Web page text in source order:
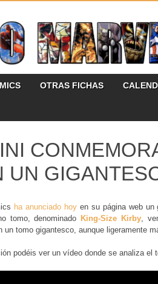
OTRAS FICHAS
UN
ha anunciado hoyen su página web un
tomo, denominado King-Size Kirby,
un tomo gigantesco, aunque ligeramente
podéis ver un vídeo donde se analiza